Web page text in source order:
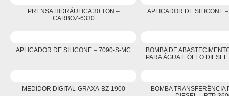
PRENSA HIDRÁULICA 30 TON –
CARBOZ-6330
APLICADOR DE SILICONE
APLICADOR DE SILICONE – 7090-S-MC
BOMBA DE
PARA ÁGUA E ÓLEO
MEDIDOR DIGITAL-GRAXA-BZ-1900
BOMBA TRANSFERÊNCIA